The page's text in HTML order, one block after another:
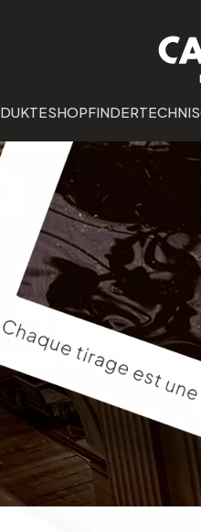
SHOPFINDER